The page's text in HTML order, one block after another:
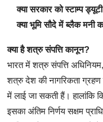
क्या सरकार को स्टाम्प
क्या भूमि सौदे में ब्लैक मनी
क्या है शत्रु संपत्ति कानून?
भारत में शत्रु संपत्ति
शत्रु देश की नागरिकता
में लाई जा सकती हैं। हालांकि
इसका अंतिम निर्णय सक्षम